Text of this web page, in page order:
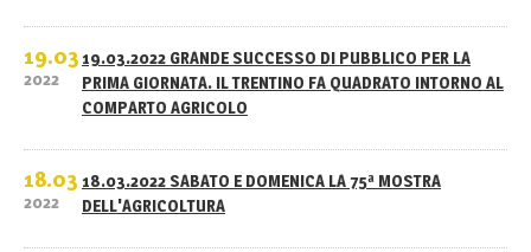
19.03
2022
19.03.2022 GRANDE SUCCESSO DI PUBBLICO PER LA
PRIMA GIORNATA. IL TRENTINO FA QUADRATO INTORNO AL
COMPARTO AGRICOLO
18.03
2022
18.03.2022 SABATO E DOMENICA LA 75ª MOSTRA
DELL'AGRICOLTURA